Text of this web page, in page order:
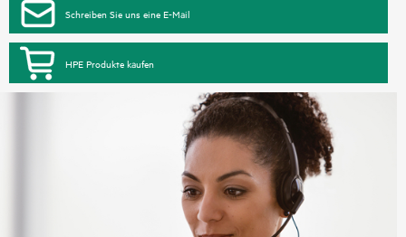
Schreiben Sie uns eine E-Mail
HPE Produkte kaufen